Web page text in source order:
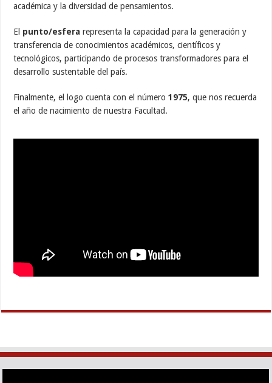
académica y la diversidad de pensamientos.
El punto/esfera representa la capacidad para la generación y
transferencia de conocimientos académicos, científicos y
tecnológicos, participando de procesos transformadores para el
desarrollo sustentable del país.
Finalmente, el logo cuenta con el número1975, que nos recuerda
el año de nacimiento de nuestra Facultad.